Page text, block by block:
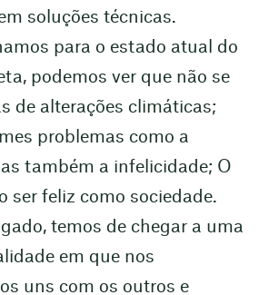
soluções técnicas.
para o estado atual do
podemos ver que não se
de alterações climáticas;
problemas como a
também a infelicidade; O
ser feliz como sociedade.
temos de chegar a uma
em que nos
uns com os outros e